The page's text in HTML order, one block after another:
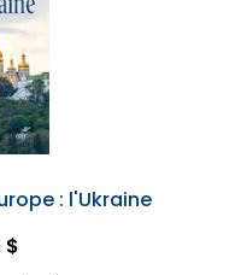
: l'Ukraine
$